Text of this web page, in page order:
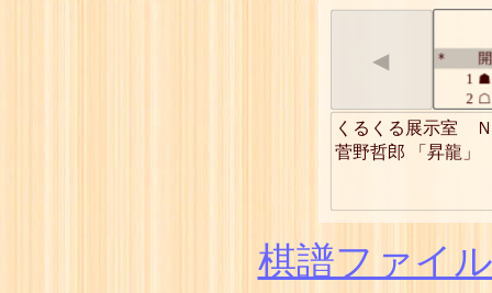
◀ *
1 ☗
2 ☖
☗
5
8 ☖
10
11☗
くるくる展示室　
菅野哲郎 「昇龍」
棋譜ファイ